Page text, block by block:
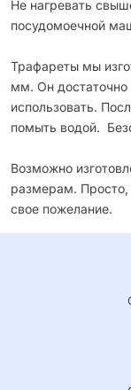
Не нагревать
посудомоечной
Трафареты мы
мм. Он
использовать.
помыть водой.
Возможно
размерам.
свое пожелание.